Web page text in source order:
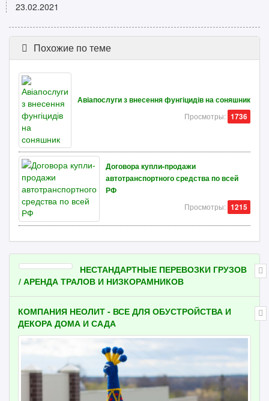
23.02.2021
Похожие по теме
Авіапослуги з внесення фунгіцидів на соняшник
Просмотры: 1736
Договора купли-продажи
автотранспортного средства по всей
РФ
Просмотры: 1215
НЕСТАНДАРТНЫЕ ПЕРЕВОЗКИ ГРУЗОВ
/ АРЕНДА ТРАЛОВ И НИЗКОРАМНИКОВ
КОМПАНИЯ НЕОЛИТ - ВСЕ ДЛЯ ОБУСТРОЙСТВА И
ДЕКОРА ДОМА И САДА